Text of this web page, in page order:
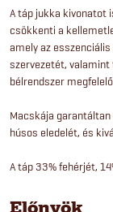
A táp jukka kivonatot
csökkenti a
amely az
szervezetét,
bélrendszer
Macskája
húsos eledelét, és
A táp 33% fehérjét,